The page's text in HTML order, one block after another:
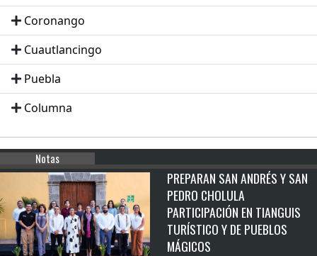
Coronango
Cuautlancingo
Puebla
Columna
Notas
PREPARAN SAN ANDRÉS Y SAN
PEDRO CHOLULA
PARTICIPACIÓN EN TIANGUIS
TURÍSTICO Y DE PUEBLOS
MÁGICOS